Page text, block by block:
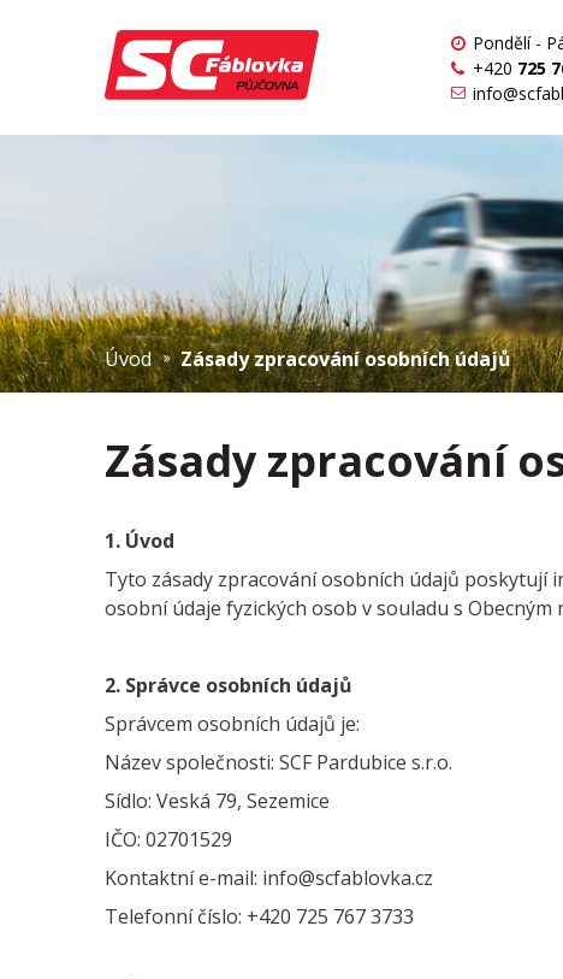
Pondělí -
+420 725
Úvod Zásady zpracování osobních údajů
Zásady zpracování
1. Úvod
Tyto zásady zpracování osobních údajů poskytují
osobní údaje fyzických osob v souladu s
2. Správce osobních údajů
Správcem osobních údajů je:
Název společnosti: SCF Pardubice s.r.o.
Sídlo: Veská 79, Sezemice
IČO: 02701529
Kontaktní e-mail: info@scfablovka.cz
Telefonní číslo: +420 725 767 3733